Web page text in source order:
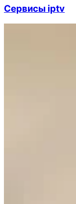
Cервисы iptv